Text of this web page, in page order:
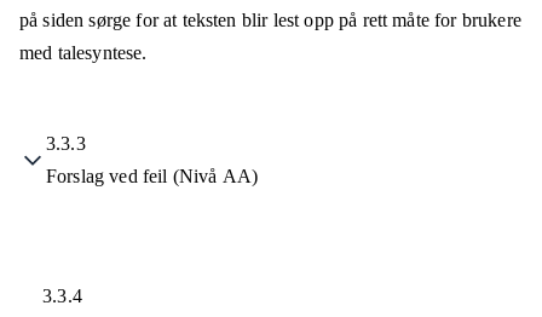
på siden sørge for at teksten blir lest opp på rett måte for brukere
med talesyntese.
3.3.3
Forslag ved feil (Nivå AA)
3.3.4